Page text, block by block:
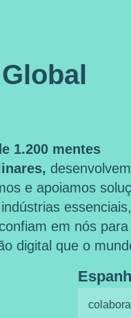
1.200 mentes
e apoiamos
em nós
digital que o